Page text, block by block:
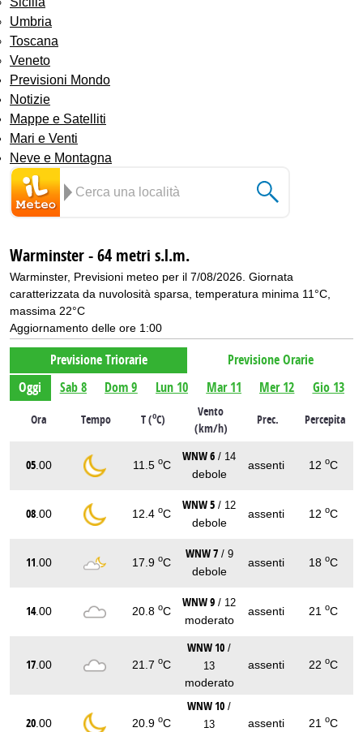
Umbria
Toscana
Veneto
Previsioni Mondo
Notizie
Mappe e Satelliti
Mari e Venti
Neve e Montagna
Warminster - 64 metri s.l.m.
Warminster, Previsioni meteo per il 7/08/2026. Giornata
caratterizzata da nuvolosità sparsa, temperatura minima 11°C,
massima 22°C
Aggiornamento delle ore 1:00
Previsione Triorarie
Previsione Orarie
Oggi
Sab 8 Dom 9 Lun 10 Mar 11 Mer 12 Gio 13
Ora Tempo T (oC)
Vento
(km/h)
Prec. Percepita
05 .00 11.5 oC
WNW 6 / 14
debole
assenti 12 oC
08 .00 12.4 oC
WNW 5 / 12
debole
assenti 12 oC
11 .00 17.9 oC
WNW 7 / 9
debole
assenti 18 oC
14.00 20.8 oC
WNW 9 / 12
moderato
assenti 21 oC
17 .00 21.7 oC
WNW 10 /
13
moderato
assenti 22 oC
20 .00 20.9 oC
WNW 10 /
13
assenti 21 oC